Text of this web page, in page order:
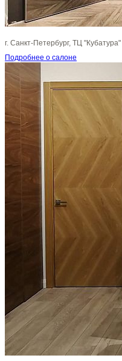
г. Санкт-Петербург, ТЦ "Кубатура"
Подробнее о салоне